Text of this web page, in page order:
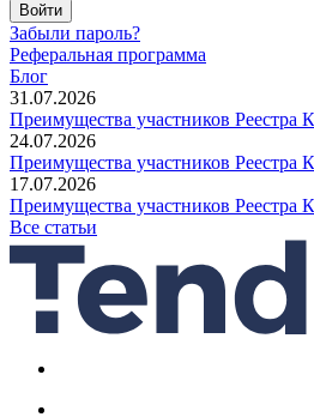
Войти
Забыли пароль?
Реферальная программа
Блог
31.07.2026
Преимущества участников
24.07.2026
Преимущества участников
17.07.2026
Преимущества участников
Все статьи